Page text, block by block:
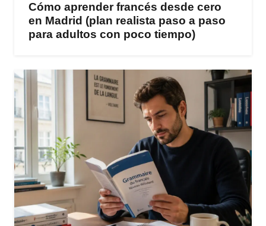
Cómo aprender francés desde cero
en Madrid (plan realista paso a paso
para adultos con poco tiempo)